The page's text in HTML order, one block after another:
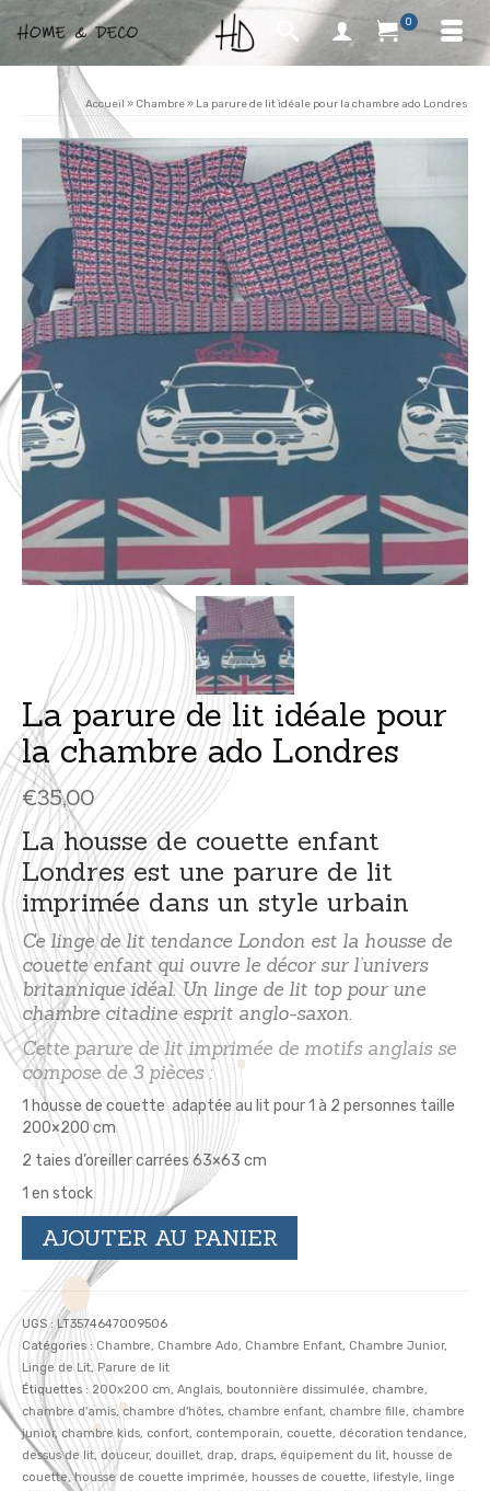
0
Accueil » Chambre» La parure de lit idéale pour la chambre ado Londres
La parure de lit idéale pour
la chambre ado Londres
€35,00
La housse de couette enfant
Londres est une parure de lit
imprimée dans un style urbain
Ce linge de lit tendance London est la housse de
couette enfant qui ouvre le décor sur l’univers
britannique idéal. Un linge de lit top pour une
chambre citadine esprit anglo-saxon.
Cette parure de lit imprimée de motifs anglais se
compose de 3 pièces :
1 housse de couette adaptée au lit pour 1 à 2 personnes taille
200×200 cm
2 taies d’oreiller carrées 63×63 cm
1 en stock
parure
de
lit
idéale
pour
la
chambre
ado
Londres
AJOUTER AU PANIER
UGS :LT3574647009506
Catégories : Chambre, Chambre Ado, Chambre Enfant, Chambre Junior,
Linge de Lit, Parure de lit
Étiquettes : 200x200 cm, Anglais, boutonnière dissimulée, chambre,
chambre d'amis,chambre d'hôtes, chambre enfant, chambre fille, chambre
junior,chambre kids, confort, contemporain, couette, décoration tendance,
dessus de lit,douceur, douillet, drap, draps, équipement du lit, housse de
couette,housse de couette imprimée, housses de couette, lifestyle, linge